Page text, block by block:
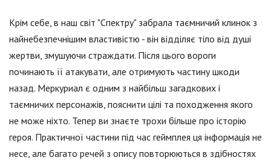
Крім себе, в наш світ "Спектру" забрала таємничий клинок з
найнебезпечнішим властивістю - він відділяє тіло від душі
жертви, змушуючи страждати. Після цього вороги
починають її атакувати, але отримують частину шкоди
назад. Меркуриал є одним з найбільш загадкових і
таємничих персонажів, пояснити цілі та походження якого
не може ніхто. Тепер ви знаєте трохи більше про історію
героя. Практичної частини під час геймплея ця інформація не
несе, але багато речей з опису повторюються в здібностях